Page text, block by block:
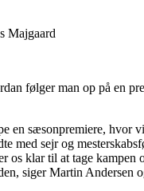
Majgaard
følger man op på en
en sæsonpremiere, hvor
med sejr og
os klar til at tage kampen
siger Martin Andersen